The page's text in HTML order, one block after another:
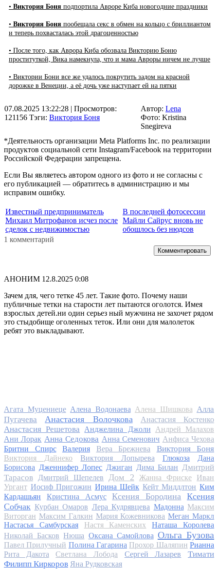
• Виктория Боня подпортила Авроре Киба новогодние праздники
• Виктория Боня пообещала секс в обмен на кольцо с бриллиантом
и теперь похвасталась этой драгоценностью
• После того, как Аврора Киба обозвала Викторию Боню
проституткой, Вика намекнула, что и мама Авроры ничем не лучше
• Виктории Бони все же удалось покрутить задом на красной
дорожке в Венеции, а её дочь уже наступает ей на пятки
07.08.2025 13:22:28 | Просмотров:
121156 Тэги: Виктория Боня
Автор: Lena
Фото: Kristina
Snegireva
*Деятельность организации Meta Platforms Inc. по реализации
продуктов социальной сети Instagram/Facebook на территории
Российской Федерации запрещена.
Если Вы являетесь автором одного из фото и не согласны с
его публикацией — обратитесь в администрацию и мы
исправим ошибку.
Известный предприниматель
Михаил Митрофанов исчез после
сделок с недвижимостью
В последней фотосессии
Майли Сайрус вновь не
обошлось без нюдсов
1 комментарий
Комментировать
АНОНИМ 12.8.2025 0:08
Зачем для, чего тетке 45 лет. Такие фото. Почему наши
публичные тетки на старости лет пытаются оголотся. Имея
взрослых детей.ни один серьез ный мужчина не захочет рядом
это стыдобище оголенных теток. Или они для малолеток
ребят это выкладывают.
Агата Муцениеце Алена Водонаева Алена Шишкова Алла
Пугачева
Анастасия Волочкова Анастасия Костенко
Анастасия Решетова Анджелина Джоли
Андрей Малахов
Ани Лорак Анна Седокова Анна Семенович Анфиса Чехова
Бритни Спирс
Валерия Вера Брежнева Виктория Боня
Виктория Дайнеко Виктория Лопырева Глюкоза
Дана
Борисова Дженнифер Лопес Джиган Дима Билан Дмитрий
Тарасов
Дмитрий Шепелев Дом 2 Жанна Фриске
Иван
Ургант Иосиф Пригожин Ирина Шейк Кейт Миддлтон Ким
Кардашьян
Кристина Асмус Ксения Бородина
Ксения
Собчак Курбан Омаров Лера Кудрявцева Мадонна Максим
Виторган Максим Галкин Мария Кожевникова Меган Маркл
Настасья Самбурская
Настя Каменских
Наташа Королева
Николай Басков Нюша Оксана Самойлова Ольга Бузова
Павел Прилучный Полина Гагарина Прохор Шаляпин Рианна
Рита Дакота
Светлана Лобода Сергей Лазарев
Тимати
Филипп Киркоров Яна Рудковская